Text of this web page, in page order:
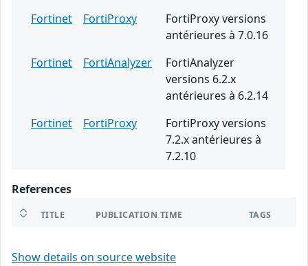
Fortinet
FortiProxy
FortiProxy versions
antérieures à 7.0.16
Fortinet
FortiAnalyzer
FortiAnalyzer
versions 6.2.x
antérieures à 6.2.14
Fortinet
FortiProxy
FortiProxy versions
7.2.x antérieures à
7.2.10
References
TITLE PUBLICATION TIME TAGS
Show details on source website